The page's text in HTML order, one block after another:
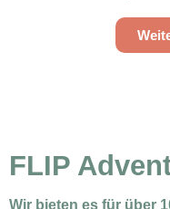
FLIP
Wir bieten es für über